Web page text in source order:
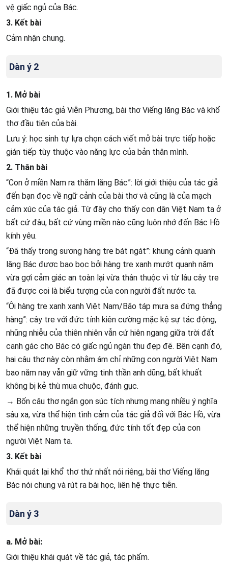
vệ giấc ngủ của Bác.
3. Kết bài
Cảm nhận chung.
Dàn ý 2
1. Mở bài
Giới thiệu tác giả Viễn Phương, bài thơ Viếng lăng Bác và khổ
thơ đầu tiên của bài.
Lưu ý: học sinh tự lựa chọn cách viết mở bài trực tiếp hoặc
gián tiếp tùy thuộc vào năng lực của bản thân mình.
2. Thân bài
“Con ở miền Nam ra thăm lăng Bác”: lời giới thiệu của tác giả
đến bạn đọc về ngữ cảnh của bài thơ và cũng là của mạch
cảm xúc của tác giả. Từ đây cho thấy con dân Việt Nam ta ở
bất cứ đâu, bất cứ vùng miền nào cũng luôn nhớ đến Bác Hồ
kính yêu.
“Đã thấy trong sương hàng tre bát ngát”: khung cảnh quanh
lăng Bác được bao bọc bởi hàng tre xanh mướt quanh năm
vừa gợi cảm giác an toàn lại vừa thân thuộc vì từ lâu cây tre
đã được coi là biểu tượng của con người đất nước ta.
“Ôi hàng tre xanh xanh Việt Nam/Bão táp mưa sa đứng thẳng
hàng”: cây tre với đức tính kiên cường mặc kệ sự tác động,
nhũng nhiễu của thiên nhiên vẫn cứ hiên ngang giữa trời đất
canh gác cho Bác có giấc ngủ ngàn thu đẹp đẽ. Bên cạnh đó,
hai câu thơ này còn nhằm ám chỉ những con người Việt Nam
bao năm nay vẫn giữ vững tinh thần anh dũng, bất khuất
không bị kẻ thù mua chuộc, đánh gục.
→ Bốn câu thơ ngắn gọn súc tích nhưng mang nhiều ý nghĩa
sâu xa, vừa thể hiện tình cảm của tác giả đối với Bác Hồ, vừa
thể hiện những truyền thống, đức tính tốt đẹp của con
người Việt Nam ta.
3. Kết bài
Khái quát lại khổ thơ thứ nhất nói riêng, bài thơ Viếng lăng
Bác nói chung và rút ra bài học, liên hệ thực tiễn.
Dàn ý 3
a. Mở bài:
Giới thiệu khái quát về tác giả, tác phẩm.